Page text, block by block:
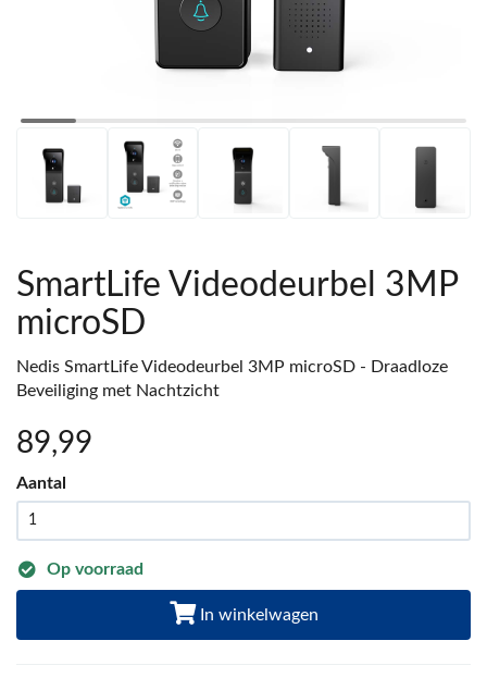
SmartLife Videodeurbel 3MP
microSD
Nedis SmartLife Videodeurbel 3MP microSD - Draadloze
Beveiliging met Nachtzicht
89,99
Aantal
Op voorraad
In winkelwagen